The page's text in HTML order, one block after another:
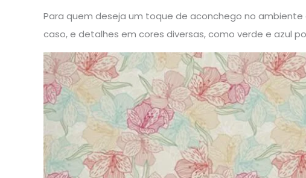
Para quem deseja um toque de aconchego no
caso, e detalhes em cores diversas, como verde e azul